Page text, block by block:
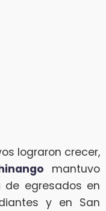
lograron crecer,
mantuvo
egresados en
y en San